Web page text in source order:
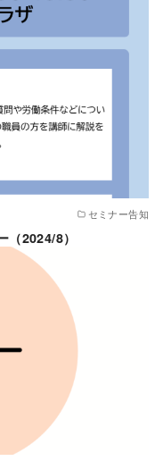
セミナー告知
（2024/8）